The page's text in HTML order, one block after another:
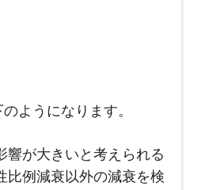
ようになります。
響が大きいと考えられる
比例減衰以外の減衰を検